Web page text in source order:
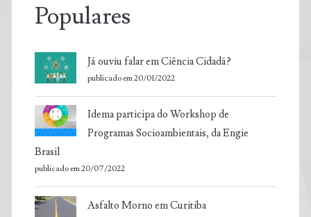
Populares
Já ouviu falar em Ciência Cidadã?
publicado em 20/01/2022
Idema participa do Workshop de
Programas Socioambientais, da Engie
Brasil
publicado em 20/07/2022
Asfalto Morno em Curitiba